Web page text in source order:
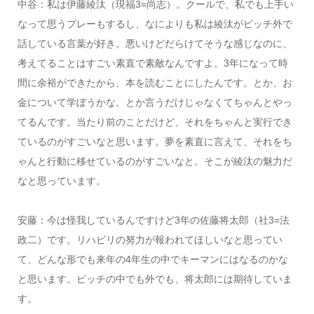
中谷：私は伊藤綾汰（現福3=尚志）。クールで、私でも上手い
なって思うプレーもするし、なによりも私は綾汰がピッチ外で
話している言葉が好き。悪いけどだらけてそうな感じなのに、
考えてることはすごい素直で素敵なんですよ。3年になって時
間に余裕ができたから、本を読むことにしたんです。とか、お
金について学ぼうかな。とか言うだけじゃなくてちゃんとやっ
てるんです。当たり前のことだけど、それをちゃんと実行でき
ているのがすごいなと思います。夢を素直に言えて、それをち
ゃんと行動に移せているのがすごいなと。そこが綾汰の魅力だ
なと思っています。
安藤：今は怪我しているんですけど3年の佐藤将太郎（社3=法
政二）です。リハビリの努力が報われてほしいなと思ってい
て、どんな形でも来年の4年生の中でキーマンにはなるのかな
と思います。ピッチの中でも外でも、将太郎には期待していま
す。